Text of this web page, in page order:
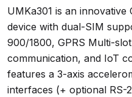
UMKa301 is an innovative
device with dual-SIM
900/1800, GPRS Multi-
communication, and IoT
features a 3-axis
interfaces (+ optional RS-